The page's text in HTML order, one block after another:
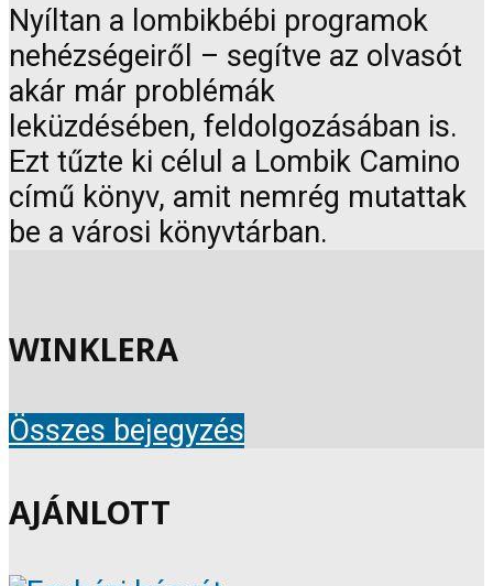
Nyíltan a lombikbébi programok
nehézségeiről – segítve az olvasót
akár már problémák
leküzdésében, feldolgozásában is.
Ezt tűzte ki célul a Lombik Camino
című könyv, amit nemrég mutattak
be a városi könyvtárban.
WINKLERA
Összes bejegyzés
AJÁNLOTT